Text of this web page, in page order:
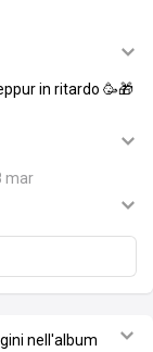
in ritardo 🥳🎁
mar
nell'album